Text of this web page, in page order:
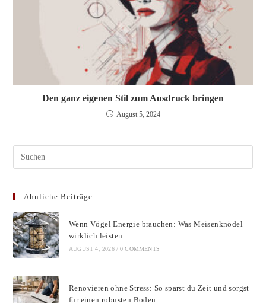
Den ganz eigenen Stil zum Ausdruck bringen
August 5, 2024
Ähnliche Beiträge
Wenn Vögel Energie brauchen: Was Meisenknödel
wirklich leisten
AUGUST 4, 2026 / 0 COMMENTS
Renovieren ohne Stress: So sparst du Zeit und sorgst
für einen robusten Boden